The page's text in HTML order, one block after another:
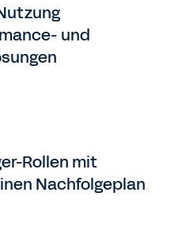
und
Rollen mit
Nachfolgeplan